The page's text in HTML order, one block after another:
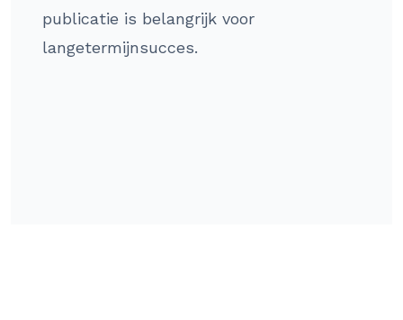
publicatie is belangrijk voor
langetermijnsucces.